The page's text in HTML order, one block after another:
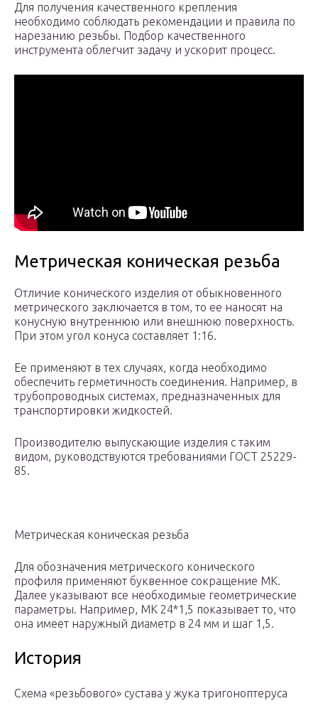
Для получения качественного крепления
необходимо соблюдать рекомендации и правила по
нарезанию резьбы. Подбор качественного
инструмента облегчит задачу и ускорит процесс.
Метрическая коническая резьба
Отличие конического изделия от обыкновенного
метрического заключается в том, то ее наносят на
конусную внутреннюю или внешнюю поверхность.
При этом угол конуса составляет 1:16.
Ее применяют в тех случаях, когда необходимо
обеспечить герметичность соединения. Например, в
трубопроводных системах, предназначенных для
транспортировки жидкостей.
Производителю выпускающие изделия с таким
видом, руководствуются требованиями ГОСТ 25229-
85.
Метрическая коническая резьба
Для обозначения метрического конического
профиля применяют буквенное сокращение МК.
Далее указывают все необходимые геометрические
параметры. Например, МК 24*1,5 показывает то, что
она имеет наружный диаметр в 24 мм и шаг 1,5.
История
Схема «резьбового» сустава у жука тригоноптеруса